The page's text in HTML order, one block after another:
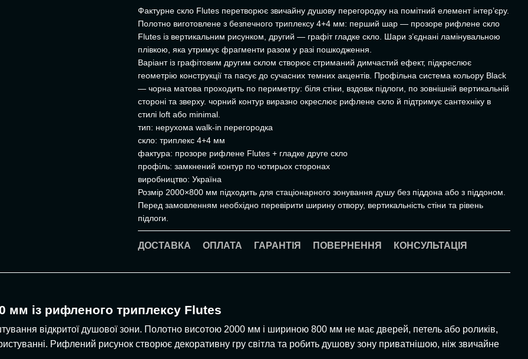
Фактурне скло Flutes перетворює звичайну душову перегородку на помітний елемент інтер’єру.
Полотно виготовлене з безпечного триплексу 4+4 мм: перший шар — прозоре рифлене скло
Flutes із вертикальним рисунком, другий — графіт гладке скло. Шари з’єднані ламінувальною
плівкою, яка утримує фрагменти разом у разі пошкодження.
Варіант із графітовим другим склом створює стриманий димчастий ефект, підкреслює
геометрію конструкції та пасує до сучасних темних акцентів. Профільна система кольору Black
— чорна матова проходить по периметру: біля стіни, вздовж підлоги, по зовнішній вертикальній
стороні та зверху. чорний контур виразно окреслює рифлене скло й підтримує сантехніку в
стилі loft або minimal.
тип: нерухома walk-in перегородка
скло: триплекс 4+4 мм
фактура: прозоре рифлене Flutes + гладке друге скло
профіль: замкнений контур по чотирьох сторонах
виробництво: Україна
Розмір 2000×800 мм підходить для стаціонарного зонування душу без піддона або з піддоном.
Перед замовленням необхідно перевірити ширину отвору, вертикальність стіни та рівень
підлоги.
ДОСТАВКА ОПЛАТА ГАРАНТІЯ ПОВЕРНЕННЯ КОНСУЛЬТАЦІЯ
мм із рифленого триплексу Flutes
відкритої душової зони. Полотно висотою 2000 мм і шириною 800 мм не має дверей, петель або роликів,
Рифлений рисунок створює декоративну гру світла та робить душову зону приватнішою, ніж звичайне